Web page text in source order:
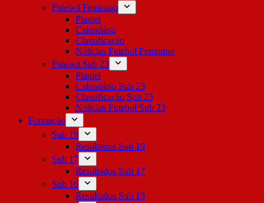
Futebol Feminino
Plantel
Calendário
Classificação
Notícias Futebol Feminino
Futebol Sub 23
Plantel
Calendário Sub 23
Classificação Sub 23
Notícias Futebol Sub 23
Formação
Sub 19
Resultados Sub 19
Sub 17
Resultados Sub 17
Sub 16
Resultados Sub 16